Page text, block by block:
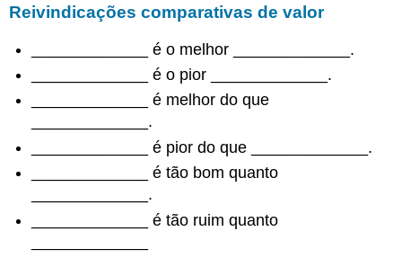
o
argumento
Frases
argumento
Resumindo
Reivindicações comparativas de valor
_____________ é o melhor _____________.
_____________ é o pior _____________.
_____________ é melhor do que
_____________.
_____________ é pior do que _____________.
_____________ é tão bom quanto
_____________.
_____________ é tão ruim quanto